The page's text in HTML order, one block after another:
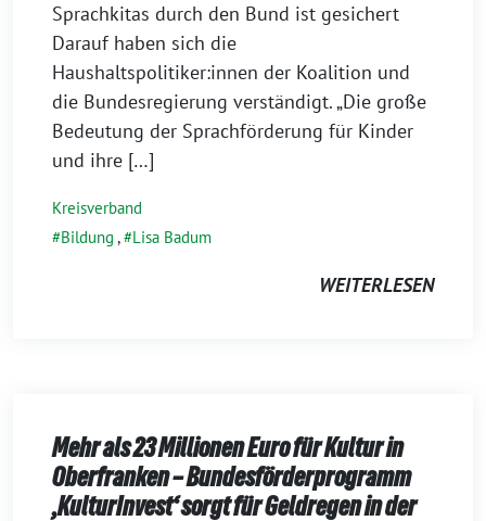
November
2022
Sprachkitas durch den Bund ist gesichert
Darauf haben sich die
Haushaltspolitiker:innen der Koalition und
die Bundesregierung verständigt. „Die große
Bedeutung der Sprachförderung für Kinder
und ihre […]
Kreisverband
Bildung , Lisa Badum
WEITERLESEN
Mehr als 23 Millionen Euro für Kultur in
Oberfranken – Bundesförderprogramm
‚KulturInvest‘ sorgt für Geldregen in der